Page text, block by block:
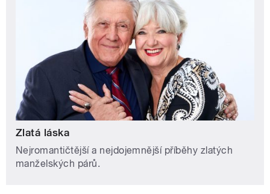
Zlatá láska
Nejromantičtější a nejdojemnější příběhy zlatých
manželských párů.